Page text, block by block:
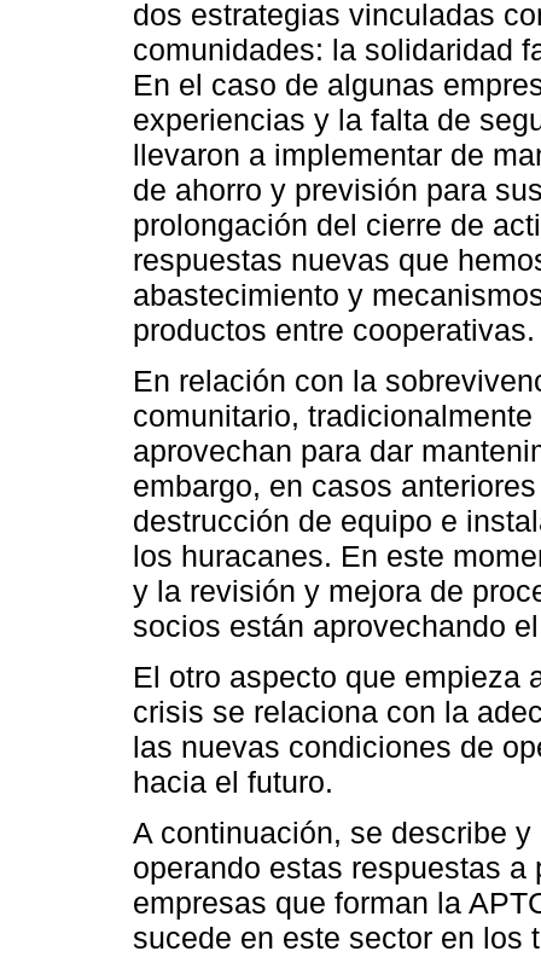
dos estrategias vinculadas
comunidades: la solidaridad
En el caso de algunas
experiencias y la falta de
llevaron a implementar de
de ahorro y previsión para
prolongación del cierre de
respuestas nuevas que
abastecimiento y
productos entre cooperativas.
En relación con la
comunitario,
aprovechan para dar
embargo, en casos
destrucción de equipo e
los huracanes. En este
y la revisión y mejora de
socios están aprovechando
El otro aspecto que empieza
crisis se relaciona con la
las nuevas condiciones de
hacia el futuro.
A continuación, se describe
operando estas respuestas
empresas que forman la
sucede en este sector en los